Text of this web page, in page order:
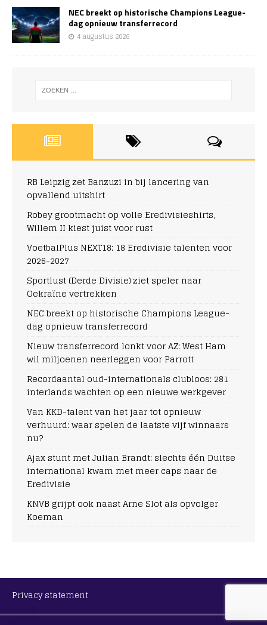
NEC breekt op historische Champions League-
dag opnieuw transferrecord
4 augustus 2026
RB Leipzig zet Banzuzi in bij lancering van
opvallend uitshirt
Robey grootmacht op volle Eredivisieshirts,
Willem II kiest juist voor rust
VoetbalPlus NEXT18: 18 Eredivisie talenten voor
2026-2027
Sportlust (Derde Divisie) ziet speler naar
Oekraïne vertrekken
NEC breekt op historische Champions League-
dag opnieuw transferrecord
Nieuw transferrecord lonkt voor AZ: West Ham
wil miljoenen neerleggen voor Parrott
Recordaantal oud-internationals clubloos: 281
interlands wachten op een nieuwe werkgever
Van KKD-talent van het jaar tot opnieuw
verhuurd: waar spelen de laatste vijf winnaars
nu?
Ajax stunt met Julian Brandt: slechts één Duitse
international kwam met meer caps naar de
Eredivisie
KNVB grijpt ook naast Arne Slot als opvolger
Koeman
Privacy statement